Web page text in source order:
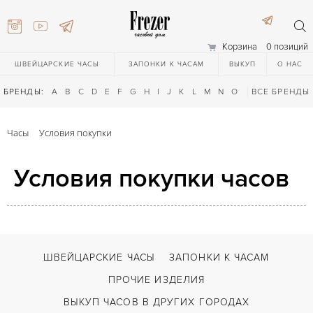
Корзина 0 позиций
ШВЕЙЦАРСКИЕ ЧАСЫ ЗАПОНКИ К ЧАСАМ ВЫКУП О НАС
БРЕНДЫ: A B C D E F G H I J K L M N O Q R S T
ВСЕ БРЕНДЫ
Часы Условия покупки
Условия покупки часов
ШВЕЙЦАРСКИЕ ЧАСЫ
ЗАПОНКИ К ЧАСАМ
ПРОЧИЕ ИЗДЕЛИЯ
ВЫКУП ЧАСОВ В ДРУГИХ ГОРОДАХ